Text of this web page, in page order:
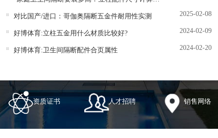
对比国产/进口：哥伽奥隔断五金件耐用性实测 2025-02-08
好博体育:立柱五金用什么材质比较好? 2024-02-09
好博体育:卫生间隔断配件合页属性 2024-02-20
资质证书 人才招聘 销售网络